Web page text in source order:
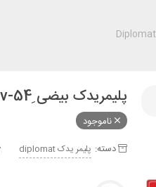
پلیمریدک بیضی ِDiplomat dov-54
ناموجود
دسته: پليمر يدک diplomat